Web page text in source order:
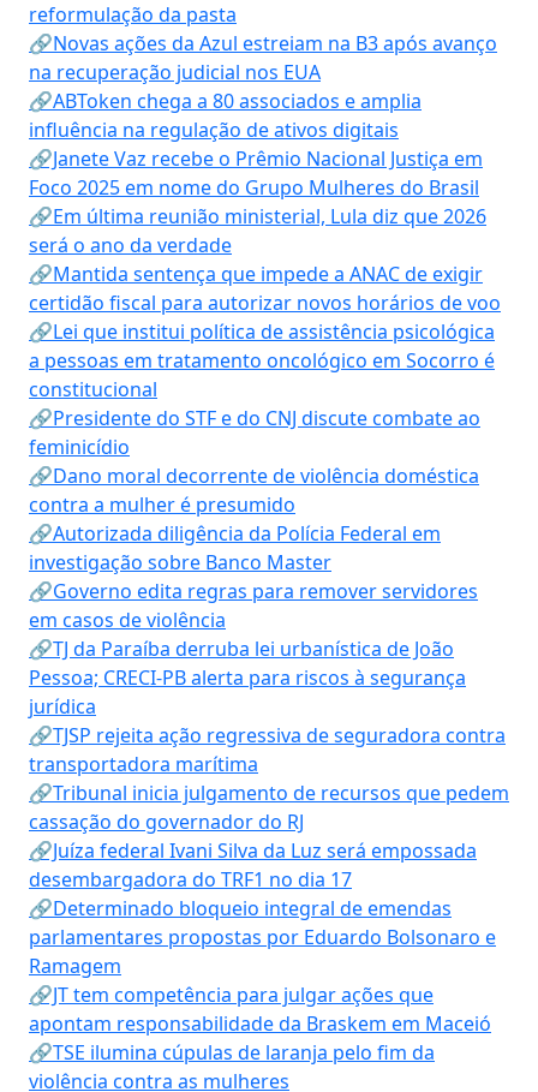
reformulação da pasta
🔗Novas ações da Azul estreiam na B3 após avanço
na recuperação judicial nos EUA
🔗ABToken chega a 80 associados e amplia
influência na regulação de ativos digitais
🔗Janete Vaz recebe o Prêmio Nacional Justiça em
Foco 2025 em nome do Grupo Mulheres do Brasil
🔗Em última reunião ministerial, Lula diz que 2026
será o ano da verdade
🔗Mantida sentença que impede a ANAC de exigir
certidão fiscal para autorizar novos horários de voo
🔗Lei que institui política de assistência psicológica
a pessoas em tratamento oncológico em Socorro é
constitucional
🔗Presidente do STF e do CNJ discute combate ao
feminicídio
🔗Dano moral decorrente de violência doméstica
contra a mulher é presumido
🔗Autorizada diligência da Polícia Federal em
investigação sobre Banco Master
🔗Governo edita regras para remover servidores
em casos de violência
🔗TJ da Paraíba derruba lei urbanística de João
Pessoa; CRECI-PB alerta para riscos à segurança
jurídica
🔗TJSP rejeita ação regressiva de seguradora contra
transportadora marítima
🔗Tribunal inicia julgamento de recursos que pedem
cassação do governador do RJ
🔗Juíza federal Ivani Silva da Luz será empossada
desembargadora do TRF1 no dia 17
🔗Determinado bloqueio integral de emendas
parlamentares propostas por Eduardo Bolsonaro e
Ramagem
🔗JT tem competência para julgar ações que
apontam responsabilidade da Braskem em Maceió
🔗TSE ilumina cúpulas de laranja pelo fim da
violência contra as mulheres